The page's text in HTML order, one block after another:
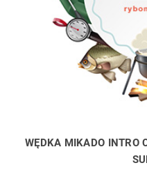
WĘDKA MIKADO